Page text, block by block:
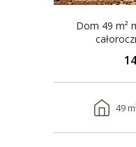
Dom 49 m²
49